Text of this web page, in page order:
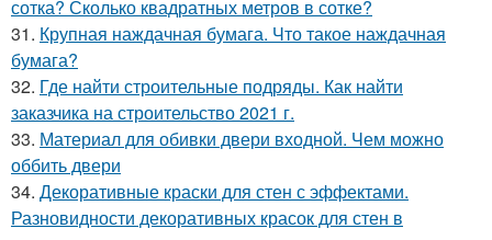
сотка? Сколько квадратных метров в сотке?
31. Крупная наждачная бумага. Что такое наждачная
бумага?
32. Где найти строительные подряды. Как найти
заказчика на строительство 2021 г.
33. Материал для обивки двери входной. Чем можно
оббить двери
34. Декоративные краски для стен с эффектами.
Разновидности декоративных красок для стен в